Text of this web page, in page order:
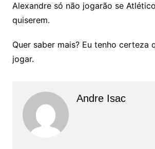
Alexandre só não jogarão se
quiserem.
Quer saber mais? Eu tenho certeza
jogar.
Andre Isac